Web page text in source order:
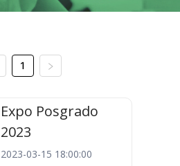
1
Expo Posgrado
2023
2023-03-15 18:00:00